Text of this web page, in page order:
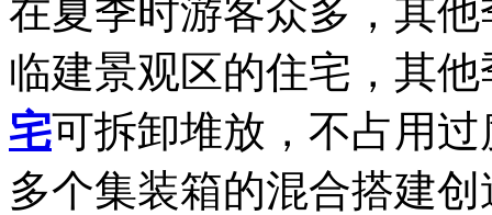
在夏季时游客众多，其
临建景观区的住宅，其
宅可拆卸堆放，不占用
多个集装箱的混合搭建